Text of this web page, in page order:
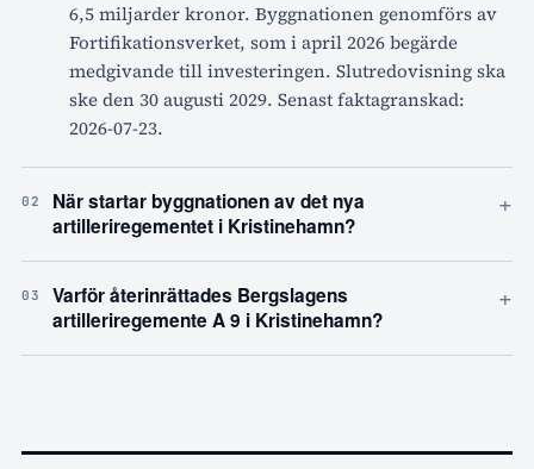
6,5 miljarder kronor. Byggnationen genomförs av
Fortifikationsverket, som i april 2026 begärde
medgivande till investeringen. Slutredovisning ska
ske den 30 augusti 2029. Senast faktagranskad:
2026-07-23.
02
När startar byggnationen av det nya
artilleriregementet i Kristinehamn?
+
03
Varför återinrättades Bergslagens
artilleriregemente A 9 i Kristinehamn?
+